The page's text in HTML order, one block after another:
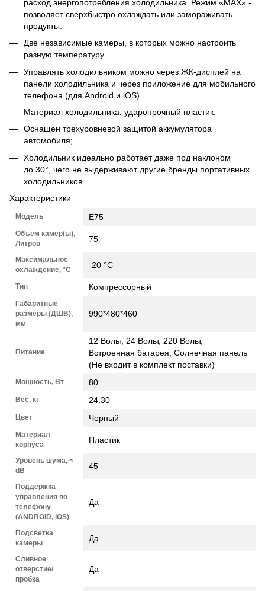
расход энергопотребления холодильника. Режим «MAX» -
позволяет сверхбыстро охлаждать или замораживать
продукты.
Две независимые камеры, в которых можно настроить
разную температуру.
Управлять холодильником можно через ЖК-дисплей на
панели холодильника и через приложение для мобильного
телефона (для Android и iOS).
Материал холодильника: ударопрочный пластик.
Оснащен трехуровневой защитой аккумулятора
автомобиля;
Холодильник идеально работает даже под наклоном
до 30°, чего не выдерживают другие бренды портативных
холодильников.
Характеристики
Модель E75
Объем камер(ы),
Литров
75
Максимальное
охлаждение, °C
-20 °C
Тип Компрессорный
Габаритные
размеры (ДШВ),
мм
990*480*460
Питание
12 Вольт, 24 Вольт, 220 Вольт,
Встроенная батарея, Солнечная панель
(Не входит в комплект поставки)
Мощность, Вт 80
Вес, кг 24.30
Цвет Черный
Материал
корпуса
Пластик
Уровень шума, <
dB
45
Поддержка
управления по
телефону
(ANDROID, iOS)
Да
Подсветка
камеры
Да
Сливное
отверстие/
пробка
Да